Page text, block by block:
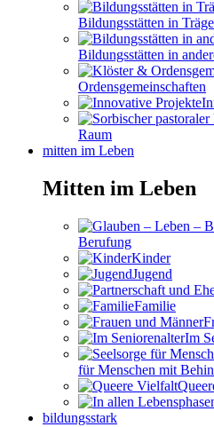
Bildungsstätten in
Bildungsstätten in
Ordensgemeinschaften
Raum
mitten im Leben
Mitten im Leben
Berufung
Kinder
Jugend
Familie
Im
für Menschen mit
bildungsstark